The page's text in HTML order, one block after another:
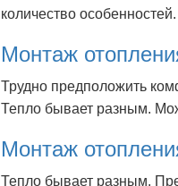
количество
Монтаж
Трудно предположить
Тепло бывает разным.
Монтаж
Тепло бывает разным.